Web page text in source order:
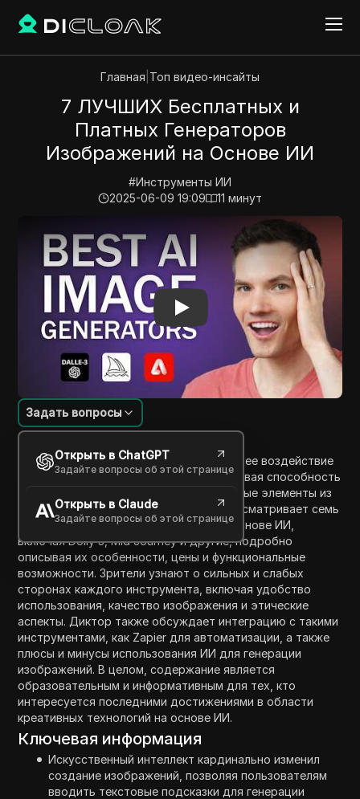
Главная Топ видео-инсайты
7 ЛУЧШИХ Бесплатных и
Платных Генераторов
Изображений на Основе ИИ
#Инструменты ИИ
2025-06-09 19:09
11 минут
7 ЛУЧШИХ Бесплатных и Платных
Введение в содержание
Задать вопросы
Открыть в ChatGPT
Задайте вопросы об этой странице
Открыть в Claude
Задайте вопросы об этой странице
Это видео исследует трансформирующее воздействие
ИИ на создание изображений, подчеркивая способность
генерировать захватывающие визуальные элементы из
простых текстовых подсказок. Оно рассматривает семь
лучших генераторов изображений на основе ИИ,
включая Dolly 3, Mid Journey и другие, подробно
описывая их особенности, цены и функциональные
возможности. Зрители узнают о сильных и слабых
сторонах каждого инструмента, включая удобство
использования, качество изображения и этические
аспекты. Диктор также обсуждает интеграцию с такими
инструментами, как Zapier для автоматизации, а также
плюсы и минусы использования ИИ для генерации
изображений. В целом, содержание является
образовательным и информативным для тех, кто
интересуется последними достижениями в области
креативных технологий на основе ИИ.
Ключевая информация
Искусственный интеллект кардинально изменил
создание изображений, позволяя пользователям
вводить текстовые подсказки для генерации